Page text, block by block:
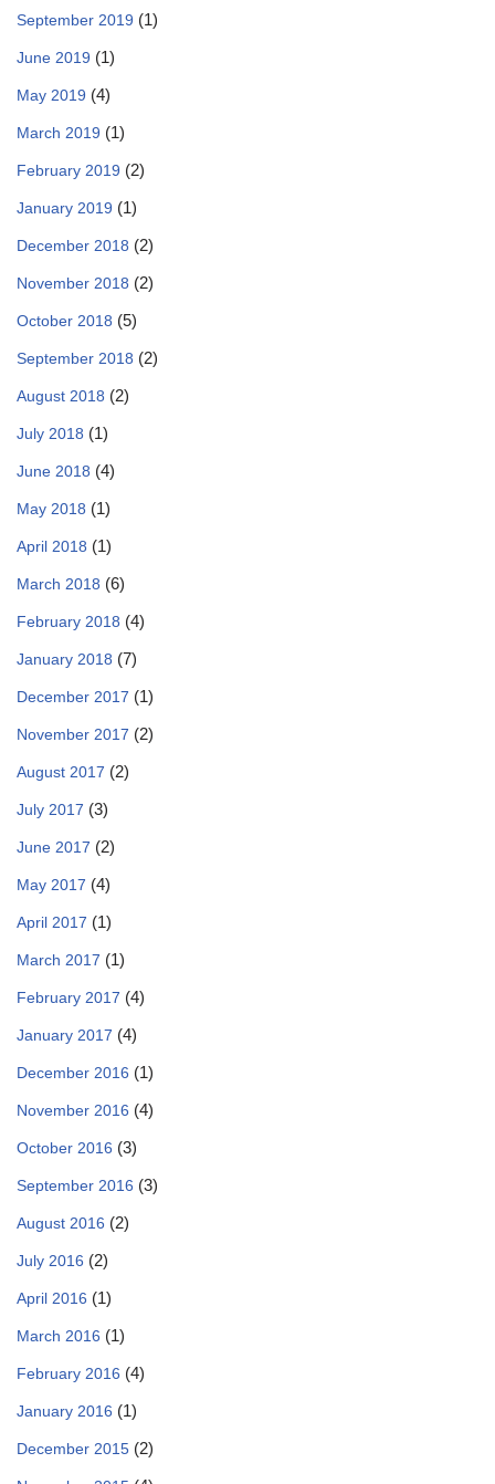
September 2019 (1)
June 2019 (1)
May 2019 (4)
March 2019 (1)
February 2019 (2)
January 2019 (1)
December 2018 (2)
November 2018 (2)
October 2018 (5)
September 2018 (2)
August 2018 (2)
July 2018 (1)
June 2018 (4)
May 2018 (1)
April 2018 (1)
March 2018 (6)
February 2018 (4)
January 2018 (7)
December 2017 (1)
November 2017 (2)
August 2017 (2)
July 2017 (3)
June 2017 (2)
May 2017 (4)
April 2017 (1)
March 2017 (1)
February 2017 (4)
January 2017 (4)
December 2016 (1)
November 2016 (4)
October 2016 (3)
September 2016 (3)
August 2016 (2)
July 2016 (2)
April 2016 (1)
March 2016 (1)
February 2016 (4)
January 2016 (1)
December 2015 (2)